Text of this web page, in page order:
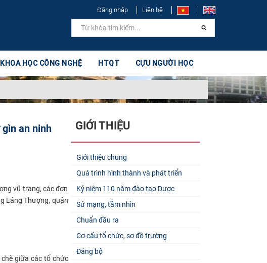
Đăng nhập Liên hệ
KHOA HỌC CÔNG NGHỆ HTQT CỰU NGƯỜI HỌC
an ninh
vũ trang, các đơn
Láng Thượng, quận
giữa các tổ chức
GIỚI THIỆU
Giới thiệu chung
Quá trình hình thành và phát triển
Kỷ niệm 110 năm đào tạo Dược
Sứ mạng, tầm nhìn
Chuẩn đầu ra
Cơ cấu tổ chức, sơ đồ trường
Đảng bộ